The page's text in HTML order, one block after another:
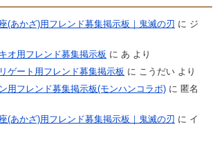
(あかざ)用フレンド募集掲示板｜鬼滅の刃 に ジ
オ用フレンド募集掲示板 に あ より
ゲート用フレンド募集掲示板 に こうだいより
用フレンド募集掲示板(モンハンコラボ)に 匿名
(あかざ)用フレンド募集掲示板｜鬼滅の刃 に イ